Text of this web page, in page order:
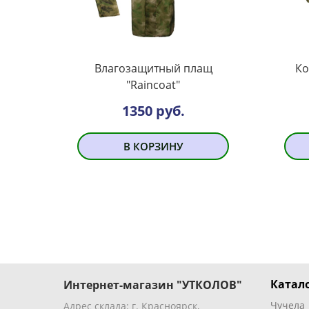
Влагозащитный плащ
"Raincoat"
1350 руб.
В КОРЗИНУ
Интернет-магазин "УТКОЛОВ"
Адрес склада: г. Красноярск, Чучела